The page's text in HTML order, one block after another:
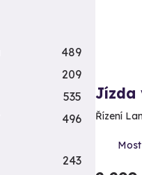
Jízda
Řízení
489
209
535
496
243